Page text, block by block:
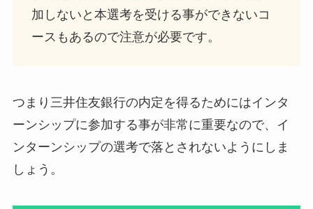
加しないと本選考を受ける事ができないコ
ースもあるので注意が必要です。
つまり三井住友銀行の内定を得るためにはインタ
ーンシップに参加する事が非常に重要なので、イ
ンターンシップの選考で落とされないようにしま
しょう。